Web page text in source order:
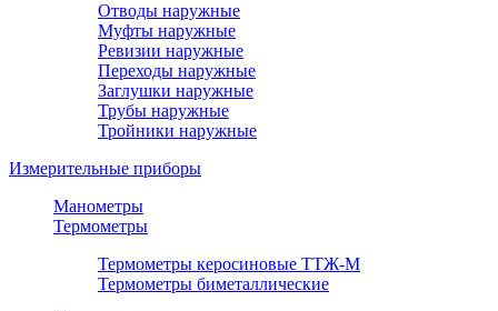
Отводы наружные
Муфты наружные
Ревизии наружные
Переходы наружные
Заглушки наружные
Трубы наружные
Тройники наружные
Измерительные приборы
Манометры
Термометры
Термометры керосиновые ТТЖ-М
Термометры биметаллические